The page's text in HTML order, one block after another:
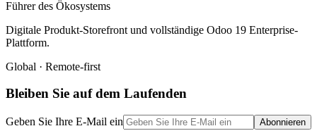
Führer des Ökosystems
Digitale Produkt-Storefront und vollständige Odoo 19 Enterprise-
Plattform.
Global · Remote-first
Bleiben Sie auf dem Laufenden
Geben Sie Ihre E-Mail ein Abonnieren